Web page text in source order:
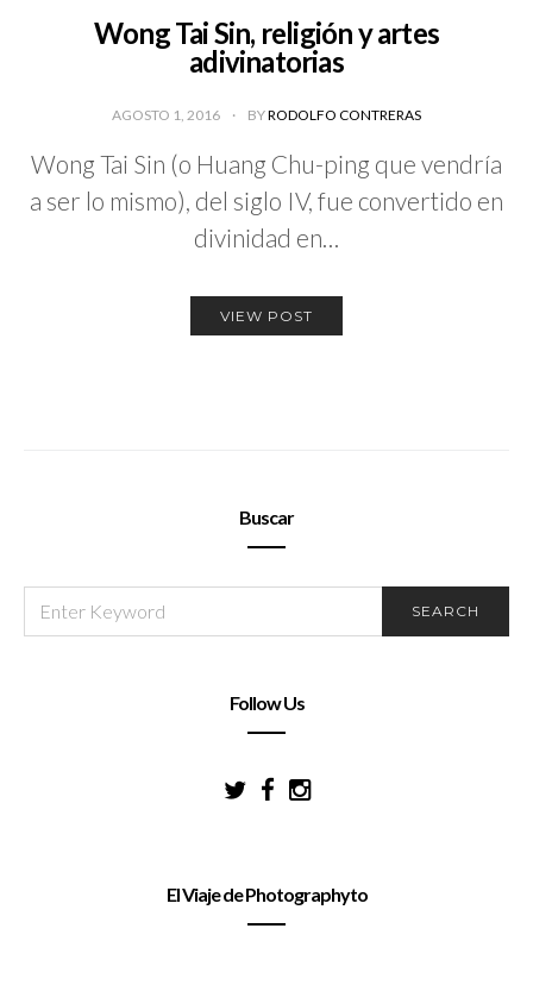
Wong Tai Sin, religión y artes
adivinatorias
AGOSTO 1, 2016 BYRODOLFO CONTRERAS
Wong Tai Sin (o Huang Chu-ping que vendría
a ser lo mismo), del siglo IV, fue convertido en
divinidad en…
VIEW POST
Buscar
FOR:
SEARCH
Follow Us
El Viaje de Photographyto